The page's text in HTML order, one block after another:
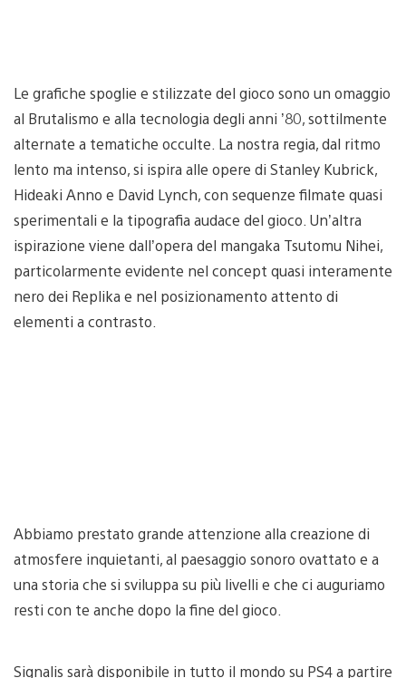
Le grafiche spoglie e stilizzate del gioco sono un omaggio
al Brutalismo e alla tecnologia degli anni ’80, sottilmente
alternate a tematiche occulte. La nostra regia, dal ritmo
lento ma intenso, si ispira alle opere di Stanley Kubrick,
Hideaki Anno e David Lynch, con sequenze filmate quasi
sperimentali e la tipografia audace del gioco. Un’altra
ispirazione viene dall’opera del mangaka Tsutomu Nihei,
particolarmente evidente nel concept quasi interamente
nero dei Replika e nel posizionamento attento di
elementi a contrasto.
Abbiamo prestato grande attenzione alla creazione di
atmosfere inquietanti, al paesaggio sonoro ovattato e a
una storia che si sviluppa su più livelli e che ci auguriamo
resti con te anche dopo la fine del gioco.
Signalis sarà disponibile in tutto il mondo su PS4 a partire